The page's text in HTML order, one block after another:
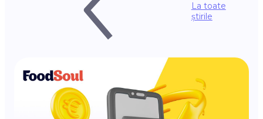
La toate
știrile